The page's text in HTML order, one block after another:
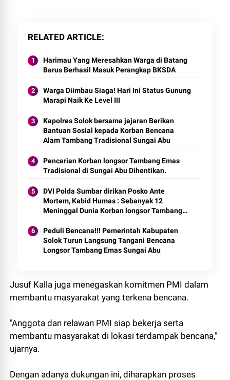
RELATED ARTICLE
Harimau Yang Meresahkan Warga di Batang
Barus Berhasil Masuk Perangkap BKSDA
Warga Diimbau Siaga! Hari Ini Status Gunung
Marapi Naik Ke Level III
Kapolres Solok bersama jajaran Berikan
Bantuan Sosial kepada Korban Bencana
Alam Tambang Tradisional Sungai Abu
Pencarian Korban longsor Tambang Emas
Tradisional di Sungai Abu Dihentikan.
DVI Polda Sumbar dirikan Posko Ante
Mortem, Kabid Humas : Sebanyak 12
Meninggal Dunia Korban longsor Tambang
Peduli Bencana!!! Pemerintah Kabupaten
Solok Turun Langsung Tangani Bencana
Longsor Tambang Emas Sungai Abu
Jusuf Kalla juga menegaskan komitmen PMI dalam
membantu masyarakat yang terkena bencana.
"Anggota dan relawan PMI siap bekerja serta
membantu masyarakat di lokasi terdampak bencana,"
ujarnya.
Dengan adanya dukungan ini, diharapkan proses